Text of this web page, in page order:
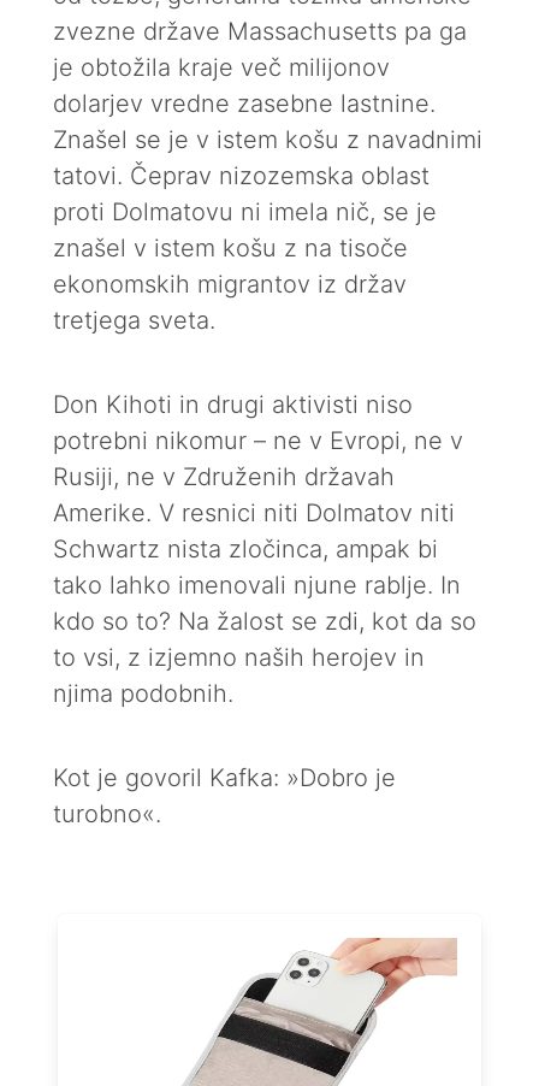
zvezne države Massachusetts pa ga
je obtožila kraje več milijonov
dolarjev vredne zasebne lastnine.
Znašel se je v istem košu z navadnimi
tatovi. Čeprav nizozemska oblast
proti Dolmatovu ni imela nič, se je
znašel v istem košu z na tisoče
ekonomskih migrantov iz držav
tretjega sveta.
Don Kihoti in drugi aktivisti niso
potrebni nikomur – ne v Evropi, ne v
Rusiji, ne v Združenih državah
Amerike. V resnici niti Dolmatov niti
Schwartz nista zločinca, ampak bi
tako lahko imenovali njune rablje. In
kdo so to? Na žalost se zdi, kot da so
to vsi, z izjemno naših herojev in
njima podobnih.
Kot je govoril Kafka: »Dobro je
turobno«.